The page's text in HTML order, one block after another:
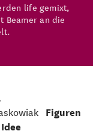
life gemixt,
Beamer an die
Figuren
Idee